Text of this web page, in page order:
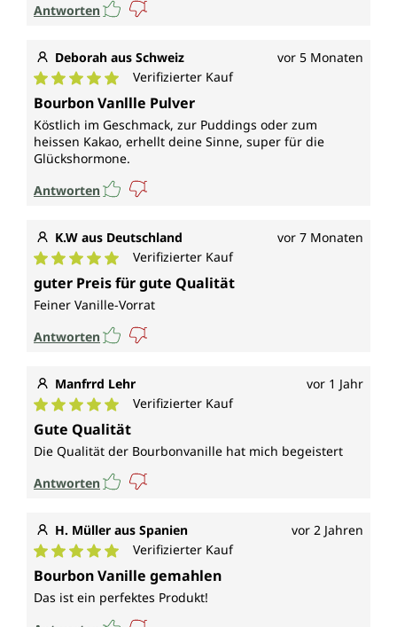
Antworten
Deborah aus Schweiz vor 5 Monaten
Durchschnittliche Bewertung von 5 von 5 Sternen
Verifizierter Kauf
Bourbon Vanllle Pulver
Köstlich im Geschmack, zur Puddings oder zum
heissen Kakao, erhellt deine Sinne, super für die
Glückshormone.
Antworten
K.W aus Deutschland vor 7 Monaten
Durchschnittliche Bewertung von 5 von 5 Sternen
Verifizierter Kauf
guter Preis für gute Qualität
Feiner Vanille-Vorrat
Antworten
Manfrrd Lehr vor 1 Jahr
Durchschnittliche Bewertung von 5 von 5 Sternen
Verifizierter Kauf
Gute Qualität
Die Qualität der Bourbonvanille hat mich begeistert
Antworten
H. Müller aus Spanien vor 2 Jahren
Durchschnittliche Bewertung von 5 von 5 Sternen
Verifizierter Kauf
Bourbon Vanille gemahlen
Das ist ein perfektes Produkt!